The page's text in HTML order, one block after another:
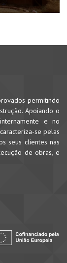
permitindo
Apoiando o
e no
se pelas
seus clientes nas
de obras, e